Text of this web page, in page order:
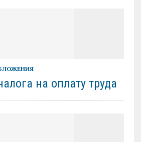
на оплату труда